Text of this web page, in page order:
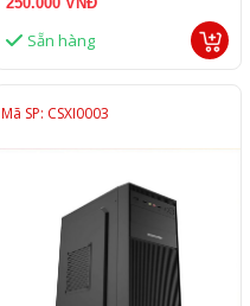
Sẵn hàng
Mã SP: CSXI0003